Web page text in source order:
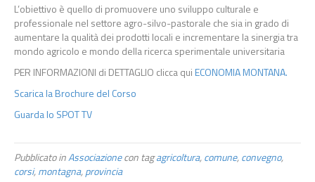
L’obiettivo è quello di promuovere uno sviluppo culturale e
professionale nel settore agro-silvo-pastorale che sia in grado di
aumentare la qualità dei prodotti locali e incrementare la sinergia tra
mondo agricolo e mondo della ricerca sperimentale universitaria
PER INFORMAZIONI di DETTAGLIO clicca quiECONOMIA MONTANA.
Scarica la Brochure del Corso
Guarda lo SPOT TV
Pubblicato inAssociazionecon tagagricoltura,comune,convegno,
corsi,montagna,provincia